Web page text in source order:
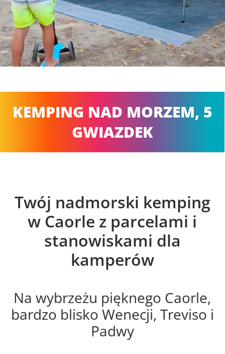
KEMPING NAD MORZEM, 5
GWIAZDEK
Twój nadmorski kemping
w Caorle z parcelami i
stanowiskami dla
kamperów
Na wybrzeżu pięknego Caorle,
bardzo blisko Wenecji, Treviso i
Padwy